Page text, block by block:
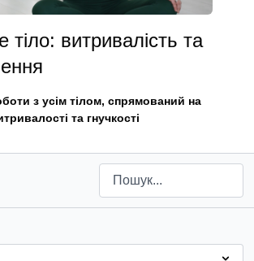
тіло: витривалість та
з усім тілом, спрямований на
та гнучкості